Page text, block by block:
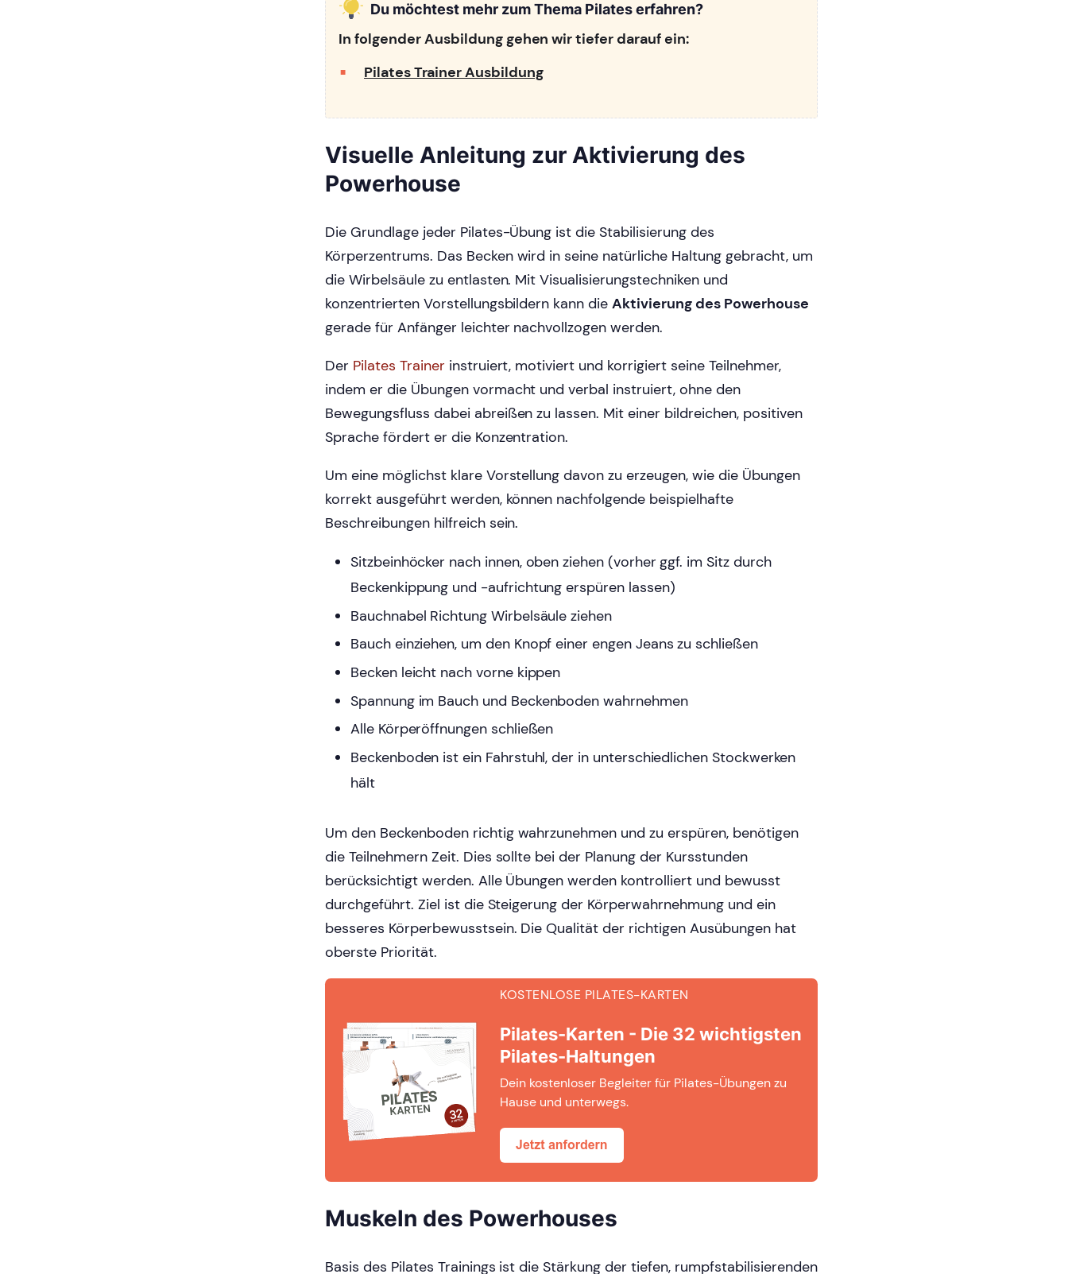
Du möchtest mehr zum Thema Pilates erfahren?
In folgender Ausbildung gehen wir tiefer darauf ein:
Pilates Trainer Ausbildung
Visuelle Anleitung zur Aktivierung des
Powerhouse
Die Grundlage jeder Pilates-Übung ist die Stabilisierung des
Körperzentrums. Das Becken wird in seine natürliche Haltung gebracht, um
die Wirbelsäule zu entlasten. Mit Visualisierungstechniken und
konzentrierten Vorstellungsbildern kann dieAktivierung des Powerhouse
gerade für Anfänger leichter nachvollzogen werden.
Der Pilates Trainer instruiert, motiviert und korrigiert seine Teilnehmer,
indem er die Übungen vormacht und verbal instruiert, ohne den
Bewegungsfluss dabei abreißen zu lassen. Mit einer bildreichen, positiven
Sprache fördert er die Konzentration.
Um eine möglichst klare Vorstellung davon zu erzeugen, wie die Übungen
korrekt ausgeführt werden, können nachfolgende beispielhafte
Beschreibungen hilfreich sein.
Sitzbeinhöcker nach innen, oben ziehen (vorher ggf. im Sitz durch
Beckenkippung und -aufrichtung erspüren lassen)
Bauchnabel Richtung Wirbelsäule ziehen
Bauch einziehen, um den Knopf einer engen Jeans zu schließen
Becken leicht nach vorne kippen
Spannung im Bauch und Beckenboden wahrnehmen
Alle Körperöffnungen schließen
Beckenboden ist ein Fahrstuhl, der in unterschiedlichen Stockwerken
hält
Um den Beckenboden richtig wahrzunehmen und zu erspüren, benötigen
die Teilnehmern Zeit. Dies sollte bei der Planung der Kursstunden
berücksichtigt werden. Alle Übungen werden kontrolliert und bewusst
durchgeführt. Ziel ist die Steigerung der Körperwahrnehmung und ein
besseres Körperbewusstsein. Die Qualität der richtigen Ausübungen hat
oberste Priorität.
KOSTENLOSE PILATES-KARTEN
Pilates-Karten - Die 32 wichtigsten
Pilates-Haltungen
Dein kostenloser Begleiter für Pilates-Übungen zu
Hause und unterwegs.
Muskeln des Powerhouses
Basis des Pilates Trainings ist die Stärkung der tiefen, rumpfstabilisierenden